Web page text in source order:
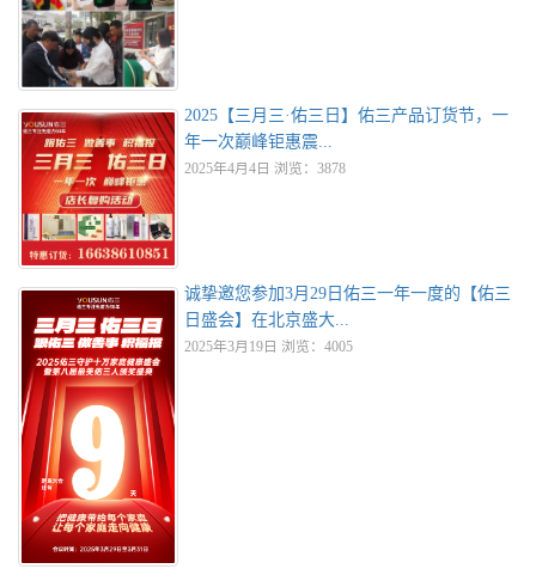
2025【三月三·佑三日】佑三产品订货节，一
年一次巅峰钜惠震...
2025年4月4日 浏览：3878
诚挚邀您参加3月29日佑三一年一度的【佑三
日盛会】在北京盛大...
2025年3月19日 浏览：4005